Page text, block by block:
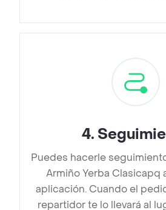
4.
Puedes hacerle
Armiño Yerba Clasicapq
aplicación. Cuando el
repartidor te lo llevará al